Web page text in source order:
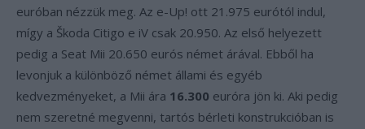
euróban nézzük meg. Az e-Up! ott 21.975 eurótól indul,
mígy a Škoda Citigo e iV csak 20.950. Az első helyezett
pedig a Seat Mii 20.650 eurós német árával. Ebből ha
levonjuk a különböző német állami és egyéb
kedvezményeket, a Mii ára 16.300 euróra jön ki. Aki pedig
nem szeretné megvenni, tartós bérleti konstrukcióban is